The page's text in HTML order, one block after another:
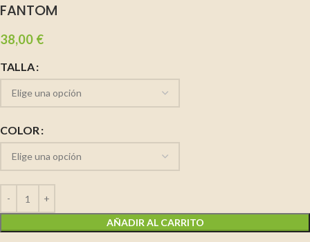
FANTOM
38,00 €
TALLA
COLOR
AÑADIR AL CARRITO